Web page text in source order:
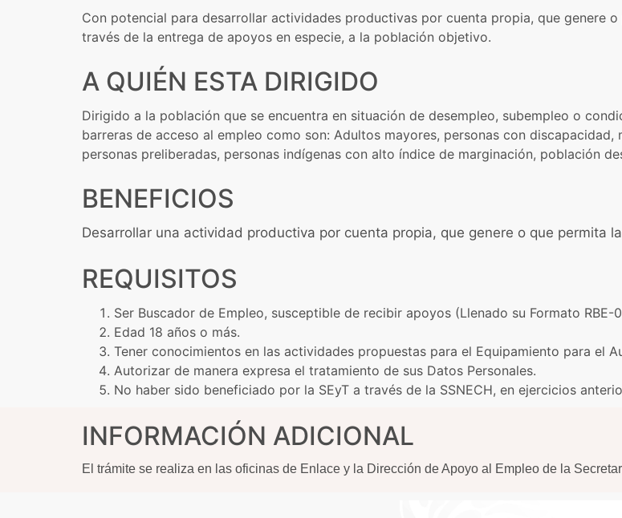
Con potencial para desarrollar actividades productivas por cuenta propia, que genere
través de la entrega de apoyos en especie, a la población objetivo.
A QUIÉN ESTA DIRIGIDO
Dirigido a la población que se encuentra en situación de desempleo, subempleo o
barreras de acceso al empleo como son: Adultos mayores, personas con
personas preliberadas, personas indígenas con alto índice de marginación, población
BENEFICIOS
Desarrollar una actividad productiva por cuenta propia, que genere o que permita
REQUISITOS
Ser Buscador de Empleo, susceptible de recibir apoyos (Llenado su Formato RBE-
Edad 18 años o más.
Tener conocimientos en las actividades propuestas para el Equipamiento para el
Autorizar de manera expresa el tratamiento de sus Datos Personales.
No haber sido beneficiado por la SEyT a través de la SSNECH, en ejercicios
INFORMACIÓN ADICIONAL
El trámite se realiza en las oficinas de Enlace y la Dirección de Apoyo al Empleo de la